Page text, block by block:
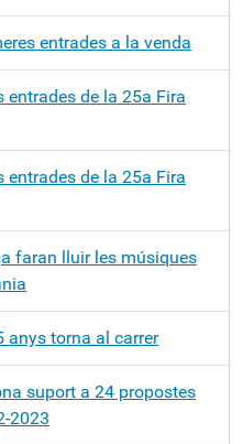
entrades a la venda
entrades de la 25a Fira
entrades de la 25a Fira
faran lluir les músiques
anys torna al carrer
suport a 24 propostes
2023